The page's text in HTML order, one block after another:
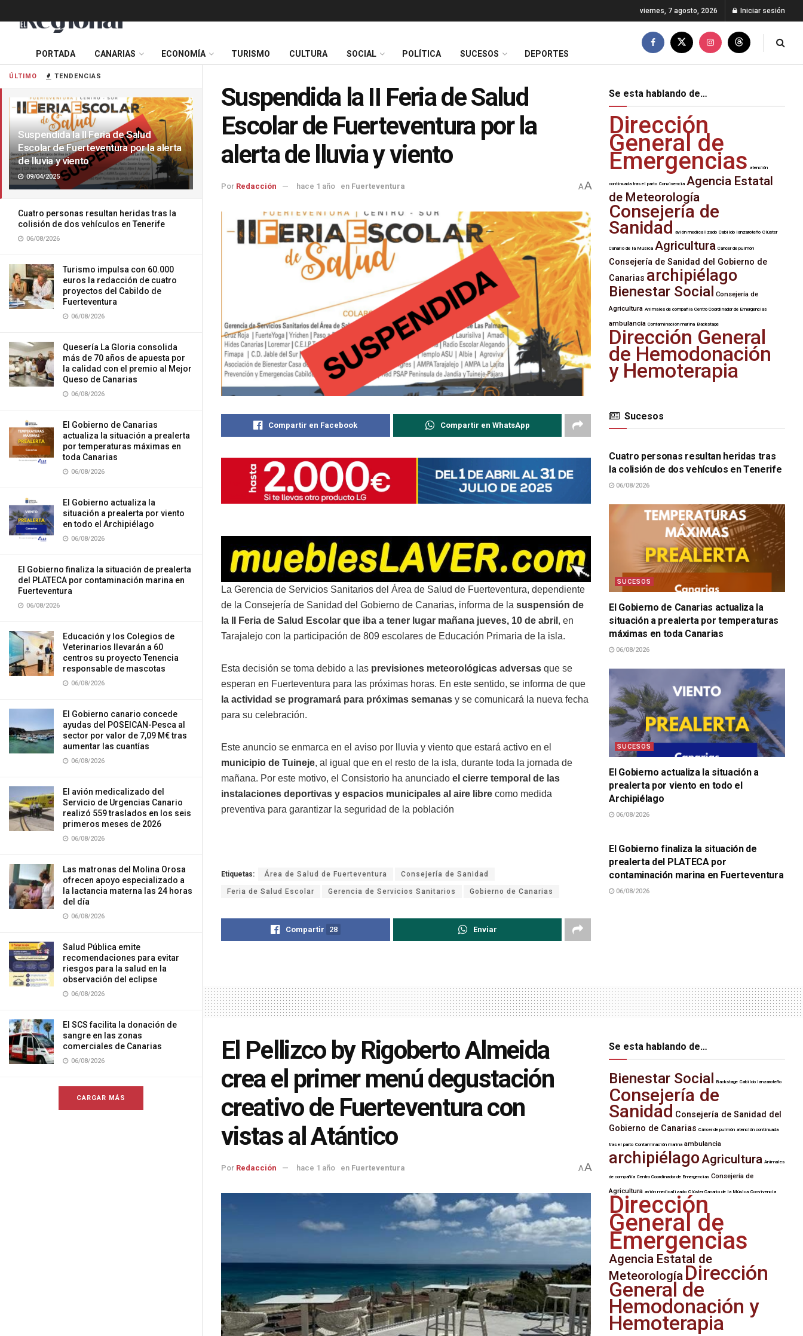
ÚLTIMO TENDENCIAS
Suspendida la II Feria de Salud
Escolar de Fuerteventura por la alerta
de lluvia y viento
09/04/2025
Cuatro personas resultan heridas tras la
colisión de dos vehículos en Tenerife
06/08/2026
Turismo impulsa con 60.000
euros la redacción de cuatro
proyectos del Cabildo de
Fuerteventura
06/08/2026
Quesería La Gloria consolida
más de 70 años de apuesta por
la calidad con el premio al Mejor
Queso de Canarias
06/08/2026
El Gobierno de Canarias
actualiza la situación a prealerta
por temperaturas máximas en
toda Canarias
06/08/2026
El Gobierno actualiza la
situación a prealerta por viento
en todo el Archipiélago
06/08/2026
El Gobierno finaliza la situación de prealerta
del PLATECA por contaminación marina en
Fuerteventura
06/08/2026
Educación y los Colegios de
Veterinarios llevarán a 60
centros su proyecto Tenencia
responsable de mascotas
06/08/2026
El Gobierno canario concede
ayudas del POSEICAN-Pesca al
sector por valor de 7,09 M€ tras
aumentar las cuantías
06/08/2026
El avión medicalizado del
Servicio de Urgencias Canario
realizó 559 traslados en los seis
primeros meses de 2026
06/08/2026
Las matronas del Molina Orosa
ofrecen apoyo especializado a
la lactancia materna las 24 horas
del día
06/08/2026
Salud Pública emite
recomendaciones para evitar
riesgos para la salud en la
observación del eclipse
06/08/2026
El SCS facilita la donación de
sangre en las zonas
comerciales de Canarias
06/08/2026
CARGAR MÁS
viernes, 7 agosto, 2026 Iniciar sesión
PORTADA CANARIAS ECONOMÍA TURISMO CULTURA SOCIAL POLÍTICA SUCESOS DEPORTES
Suspendida la II Feria de Salud
Escolar de Fuerteventura por la
alerta de lluvia y viento
Por Redacción hace 1 año en Fuerteventura AA
Compartir en Facebook Compartir en WhatsApp
La Gerencia de Servicios Sanitarios del Área de Salud de Fuerteventura, dependiente
de la Consejería de Sanidad del Gobierno de Canarias, informa de la suspensión de
la II Feria de Salud Escolar que iba a tener lugar mañana jueves, 10 de abril , en
Tarajalejo con la participación de 809 escolares de Educación Primaria de la isla.
Esta decisión se toma debido a las previsiones meteorológicas adversas que se
esperan en Fuerteventura para las próximas horas. En este sentido, se informa de que
la actividad se programará para próximas semanas y se comunicará la nueva fecha
para su celebración.
Este anuncio se enmarca en el aviso por lluvia y viento que estará activo en el
municipio de Tuineje, al igual que en el resto de la isla, durante toda la jornada de
mañana. Por este motivo, el Consistorio ha anunciado el cierre temporal de las
instalaciones deportivas y espacios municipales al aire libre como medida
preventiva para garantizar la seguridad de la población
Etiquetas: Área de Salud de Fuerteventura Consejería de Sanidad
Feria de Salud Escolar Gerencia de Servicios Sanitarios Gobierno de Canarias
Compartir 28 Enviar
Se esta hablando de…
Dirección
General de
Emergencias atención
continuada tras el parto Convivencia Agencia Estatal
de Meteorología
Consejería de
Sanidad avión medicalizado Cabildo lanzaroteño Clúster
Canario de la Música Agricultura Cáncer de pulmón
Consejería de Sanidad del Gobierno de
Canarias archipiélago
Bienestar Social
Consejería de
Agricultura Animales de compañía Centro Coordinador de Emergencias
ambulancia Contaminación marina Backstage
Dirección General
de Hemodonación
y Hemoterapia
Sucesos
SUCESOS
Cuatro personas resultan heridas tras
la colisión de dos vehículos en Tenerife
06/08/2026
SUCESOS
El Gobierno de Canarias actualiza la
situación a prealerta por temperaturas
máximas en toda Canarias
06/08/2026
SUCESOS
El Gobierno actualiza la situación a
prealerta por viento en todo el
Archipiélago
06/08/2026
El Gobierno finaliza la situación de
prealerta del PLATECA por
contaminación marina en Fuerteventura
06/08/2026
El Pellizco by Rigoberto Almeida
crea el primer menú degustación
creativo de Fuerteventura con
vistas al Atántico
Por Redacción hace 1 año en Fuerteventura AA
Se esta hablando de…
Bienestar Social Backstage Cabildo lanzaroteño
Consejería de
Sanidad Consejería de Sanidad del
Gobierno de Canarias Cáncer de pulmón atención continuada
tras el parto Contaminación marina ambulancia
archipiélagoAgricultura Animales
de compañía Centro Coordinador de Emergencias Consejería de
Agricultura avión medicalizado Clúster Canario de la Música Convivencia
Dirección
General de
Emergencias
Agencia Estatal de
Meteorología Dirección
General de
Hemodonación y
Hemoterapia